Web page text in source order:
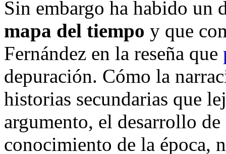
Sin embargo ha habido un
mapa del tiempo y que
Fernández en la reseña que
depuración. Cómo la
historias secundarias que
argumento, el desarrollo
conocimiento de la época,